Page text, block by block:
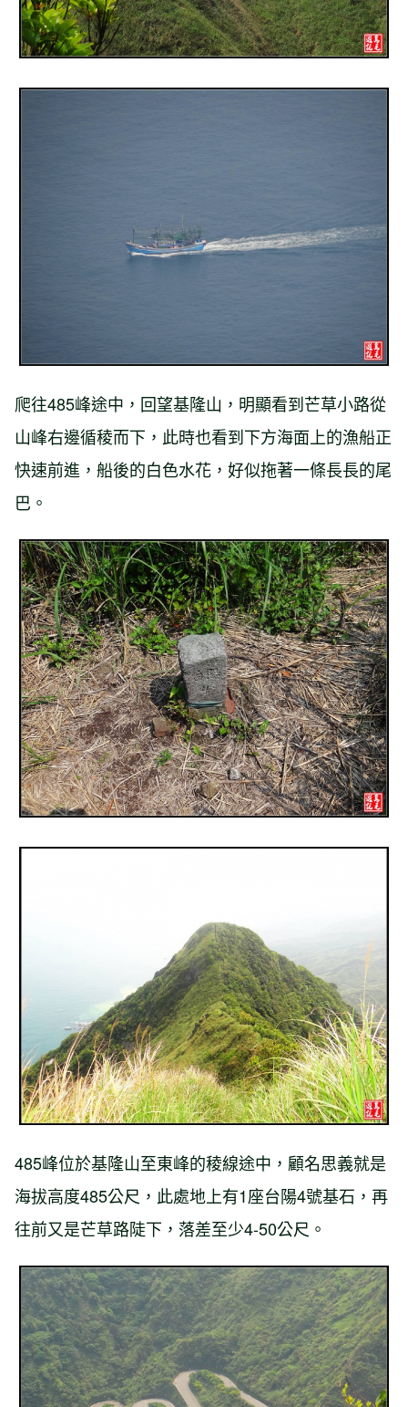
爬往485峰途中，回望基隆山，明顯看到芒草小路從
山峰右邊循稜而下，此時也看到下方海面上的漁船正
快速前進，船後的白色水花，好似拖著一條長長的尾
巴。
485峰位於基隆山至東峰的稜線途中，顧名思義就是
海拔高度485公尺，此處地上有1座台陽4號基石，再
往前又是芒草路陡下，落差至少4-50公尺。